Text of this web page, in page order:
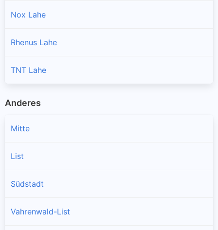
Nox Lahe
Rhenus Lahe
TNT Lahe
Anderes
Mitte
List
Südstadt
Vahrenwald-List